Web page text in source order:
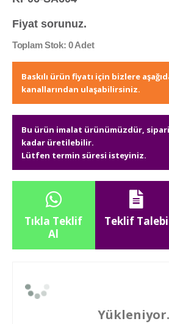
Fiyat sorunuz.
Toplam Stok: 0 Adet
Baskılı ürün fiyatı için bizlere
kanallarından ulaşabilirsiniz.
Bu ürün imalat ürünümüzdür,
kadar üretilebilir.
Lütfen termin süresi isteyiniz.
Tıkla Teklif
Al
Teklif Talebi